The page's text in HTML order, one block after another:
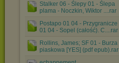
Stalker 06 - Ślepy 01 - Ślepa
plama - Noczkin, Wiktor ....rar
Postapo 01 04 - Przygranicze
01 04 - Sopel (całość). C....rar
Rollins, James; SF 01 - Burza
piaskowa [YES] (pdf epub).rar